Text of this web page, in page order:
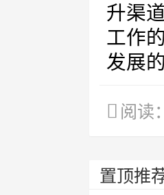
升渠
工作
发展
阅读
置顶推